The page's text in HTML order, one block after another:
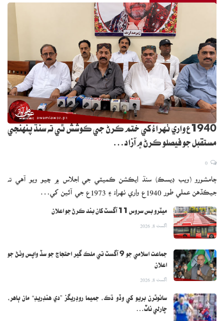
1940ع واري ٺهراءُ کي ختم ڪرڻ جي ڪوشش ٿي ته سنڌ پنهنجي
مستقبل جو فيصلو ڪرڻ ۾ آزاد…
ڄامشورو (ويب ڊيسڪ) سنڌ ايڪشن ڪميٽي جي اجلاس ۾ چيو ويو آهي ته
جيڪڏهن عملي طور 1940ع واري ٺهراءُ ۽ 1973ع جي آئين کي…
ميٽرو بس سروس 11 آگسٽ کان بند ڪرڻ جو اعلان
اگست 8, 2026
جماعت اسلامي جو 9 آگسٽ تي ملڪ گير احتجاج جو سڏ واپس وٺڻ جو
اعلان
اگست 8, 2026
سائوٿرن بريو کي وڏو ڌڪ، جميما روڊريگز ”دي هنڊريڊ“ مان ٻاهر،
چارلي ناٽ…